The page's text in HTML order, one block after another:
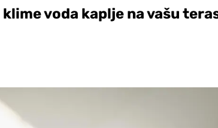
voda kaplje na vašu